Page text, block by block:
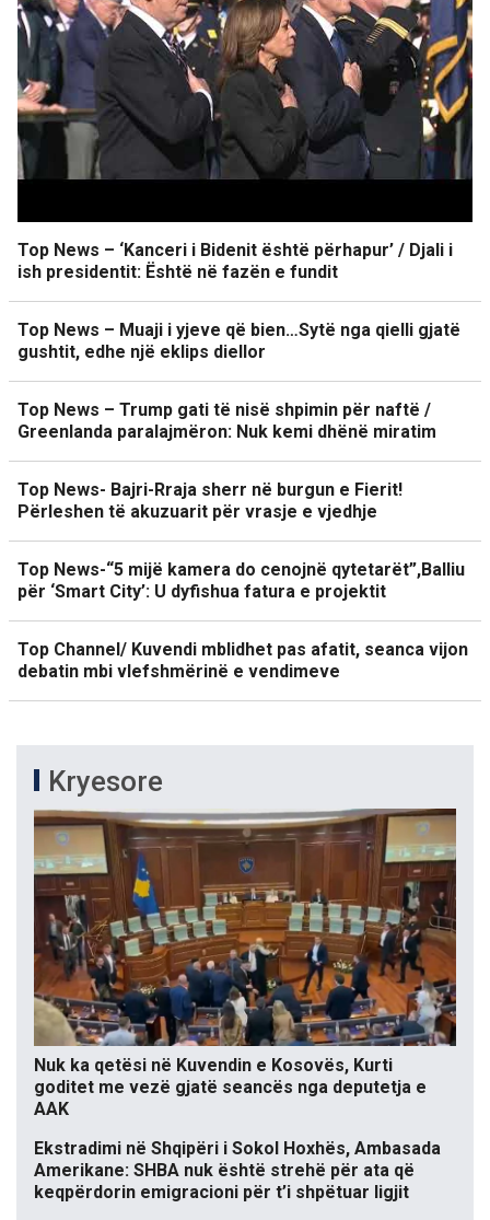
Top News – ‘Kanceri i Bidenit është përhapur’ / Djali i
ish presidentit: Është në fazën e fundit
Top News – Muaji i yjeve që bien…Sytë nga qielli gjatë
gushtit, edhe një eklips diellor
Top News – Trump gati të nisë shpimin për naftë /
Greenlanda paralajmëron: Nuk kemi dhënë miratim
Top News- Bajri-Rraja sherr në burgun e Fierit!
Përleshen të akuzuarit për vrasje e vjedhje
Top News-“5 mijë kamera do cenojnë qytetarët”,Balliu
për ‘Smart City’: U dyfishua fatura e projektit
Top Channel/ Kuvendi mblidhet pas afatit, seanca vijon
debatin mbi vlefshmërinë e vendimeve
Kryesore
Nuk ka qetësi në Kuvendin e Kosovës, Kurti
goditet me vezë gjatë seancës nga deputetja e
AAK
Ekstradimi në Shqipëri i Sokol Hoxhës, Ambasada
Amerikane: SHBA nuk është strehë për ata që
keqpërdorin emigracioni për t’i shpëtuar ligjit